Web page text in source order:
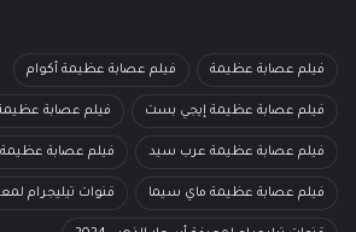
فيلم عصابة عظيمة فيلم عصابة عظيمة أكوام
فيلم عصابة عظيمة إيجي بست فيلم عصابة عظيمة
فيلم عصابة عظيمة عرب سيد فيلم عصابة
فيلم عصابة عظيمة ماي سيما قنوات تيليجرام